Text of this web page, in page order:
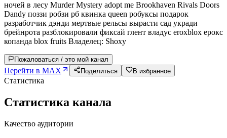
ночей в лесу Murder Mystery adopt me Brookhaven Rivals Doors
Dandy поззи робзи рб квинка queen робуксы подарок
разработчик дэнди мертвые рельсы вырасти сад укради
брейнрота разблокировали фиксай глент владус eroxblox ерокс
копанда blox fruits Владелец: Shoxy
Пожаловаться / это мой канал
Перейти в MAX Поделиться В избранное
Статистика
Статистика канала
Качество аудитории